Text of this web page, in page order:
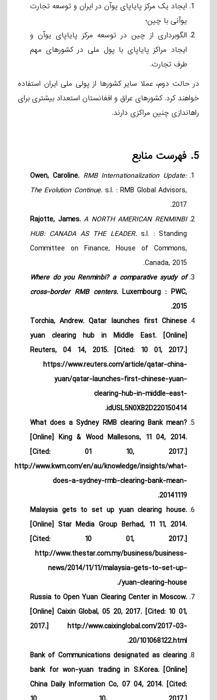
ایجاد یک مرکز پایاپای یوآن در ایران و توسعه تجارت
یوآنی با چین؛
الگوبرداری از چین در توسعه مرکز پایاپای یوآن و
ایجاد مراکز پایاپای با پول ملی در کشورهای مهم
طرف تجارت.
در حالت دوم، عملا سایر کشورها از پولی ملی ایران استفاده
خواهند کرد. کشورهای عراق و افغانستان استعداد بیشتری برای
راه­اندازی چنین مراکزی دارند.
5. فهرست منابع
Owen, Caroline. RMB Internationalization Update:
The Evolution Continue.s.l. : RMB Global Advisors,
2017.
Rajotte, James. A NORTH AMERICAN RENMINBI
HUB: CANADA AS THE LEADER.s.l. : Standing
Committee on Finance, House of Commons,
Canada, 2015.
Where do you Renminbi? a comparative syudy of
cross-border RMB centers.Luxembourg : PWC,
2015.
Torchia, Andrew. Qatar launches first Chinese
yuan clearing hub in Middle East. [Online]
Reuters, 04 14, 2015. [Cited: 10 01, 2017.]
https://www.reuters.com/article/qatar-china-
yuan/qatar-launches-first-chinese-yuan-
clearing-hub-in-middle-east-
idUSL5N0XB2D220150414.
What does a Sydney RMB clearing Bank mean?
[Online] King & Wood Mallesons, 11 04, 2014.
[Cited: 01 10, 2017.]
http://www.kwm.com/en/au/knowledge/insights/what-
does-a-sydney-rmb-clearing-bank-mean-
20141119.
Malaysia gets to set up yuan clearing house.
[Online] Star Media Group Berhad, 11 11, 2014.
[Cited: 10 01, 2017.]
http://www.thestar.com.my/business/business-
news/2014/11/11/malaysia-gets-to-set-up-
yuan-clearing-house/.
Russia to Open Yuan Clearing Center in Moscow.
[Online] Caixin Global, 05 20, 2017. [Cited: 10 01,
2017.] http://www.caixinglobal.com/2017-03-
20/101068122.html.
Bank of Communications designated as clearing
bank for won-yuan trading in S.Korea. [Online]
China Daily Information Co, 07 04, 2014. [Cited: